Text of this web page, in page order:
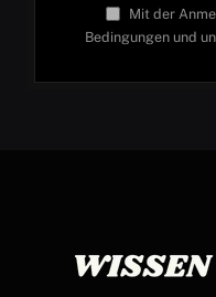
Mit der
Bedingungen und